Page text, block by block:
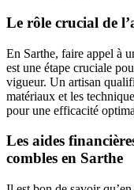
Le rôle crucial de
En Sarthe, faire appel à
est une étape cruciale
vigueur. Un artisan
matériaux et les
pour une efficacité
Les aides
combles en Sarthe